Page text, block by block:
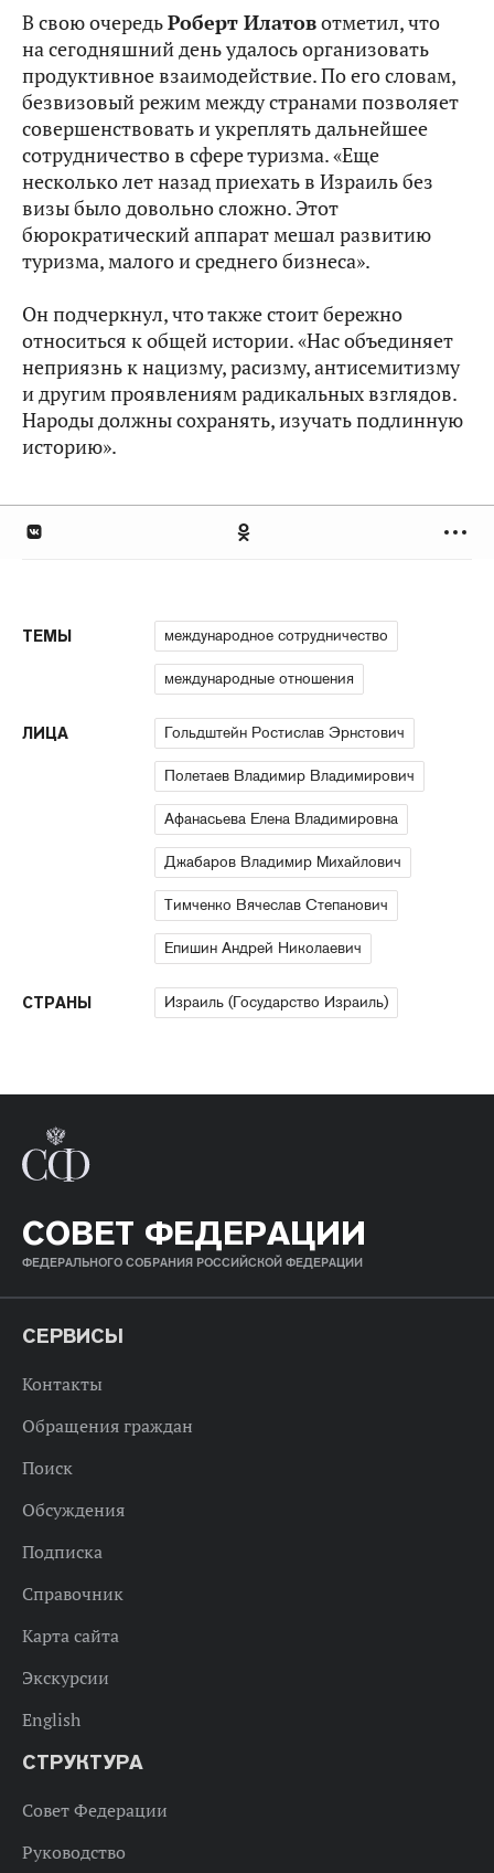
В свою очередьРоберт Илатовотметил, что
на сегодняшний день удалось организовать
продуктивное взаимодействие. По его словам,
безвизовый режим между странами позволяет
совершенствовать и укреплять дальнейшее
сотрудничество в сфере туризма. «Еще
несколько лет назад приехать в Израиль без
визы было довольно сложно. Этот
бюрократический аппарат мешал развитию
туризма, малого и среднего бизнеса».
Он подчеркнул, что также стоит бережно
относиться к общей истории. «Нас объединяет
неприязнь к нацизму, расизму, антисемитизму
и другим проявлениям радикальных взглядов.
Народы должны сохранять, изучать подлинную
историю».
ТЕМЫ международное сотрудничество
международные отношения
ЛИЦА Гольдштейн Ростислав Эрнстович
Полетаев Владимир Владимирович
Афанасьева Елена Владимировна
Джабаров Владимир Михайлович
Тимченко Вячеслав Степанович
Епишин Андрей Николаевич
СТРАНЫ Израиль (Государство Израиль)
СОВЕТ ФЕДЕРАЦИИ
ФЕДЕРАЛЬНОГО СОБРАНИЯ РОССИЙСКОЙ ФЕДЕРАЦИИ
СЕРВИСЫ
Контакты
Обращения граждан
Поиск
Обсуждения
Подписка
Справочник
Карта сайта
Экскурсии
English
СТРУКТУРА
Совет Федерации
Руководство